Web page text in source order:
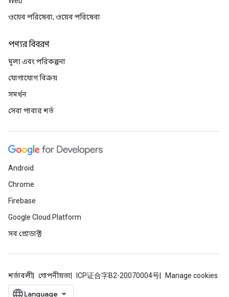
ওয়েব পরিষেবা, ওয়েব পরিষেবা
পণ্যর বিবরণ
মূল্য এবং পরিকল্পনা
যোগাযোগ বিক্রয়
সমর্থন
সেবা পাবার শর্ত
Android
Chrome
Firebase
Google Cloud Platform
সব প্রোডাক্ট
শর্তাবলী গোপনীয়তা ICP证合字B2-20070004号 Manage cookies